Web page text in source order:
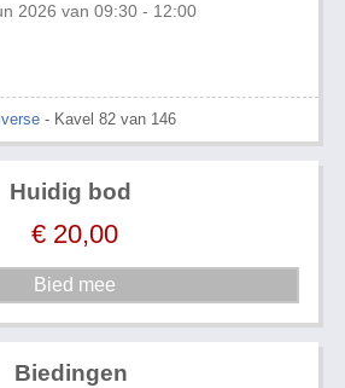
2026 van 09:30 - 12:00
- Kavel 82 van 146
Huidig bod
€ 20,00
Biedingen